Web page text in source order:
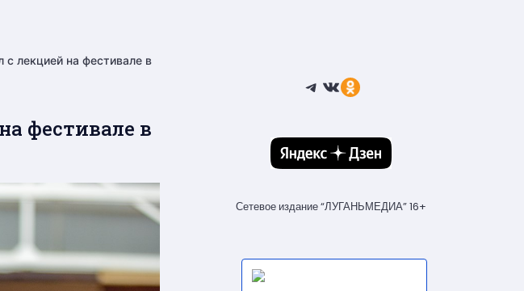
с лекцией на фестивале в
фестивале в
Telegram
ВКонтакте
Ссылка
Сетевое издание “ЛУГАНЬМЕДИА” 16+